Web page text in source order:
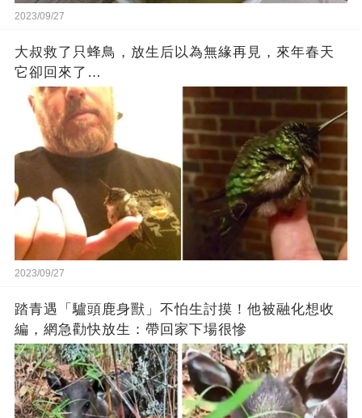
2023/09/27
大叔救了只蜂鳥，放生后以為無緣再見，來年春天
它卻回來了…
2023/09/27
踏青遇「驢頭鹿身獸」不怕生討摸！他被融化想收
編，網急勸快放生：帶回家下場很慘